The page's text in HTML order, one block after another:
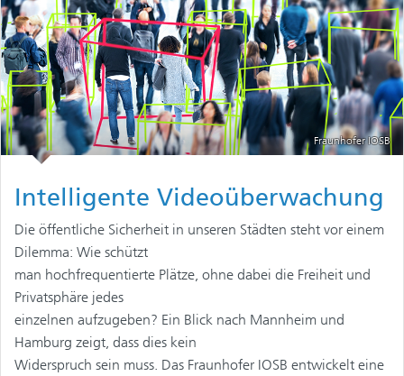
Fraunhofer IOSB
Intelligente Videoüberwachung
Die öffentliche Sicherheit in unseren Städten steht vor einem
Dilemma: Wie schützt
man hochfrequentierte Plätze, ohne dabei die Freiheit und
Privatsphäre jedes
einzelnen aufzugeben? Ein Blick nach Mannheim und
Hamburg zeigt, dass dies kein
Widerspruch sein muss. Das Fraunhofer IOSB entwickelt eine